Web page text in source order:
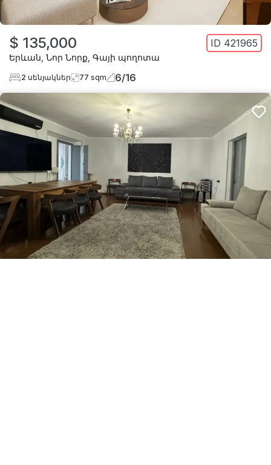
$ 135,000 ID 421965
Երևան Նոր Նորք Գայի պողոտա
2 սենյակներ 77 sqm 6/16